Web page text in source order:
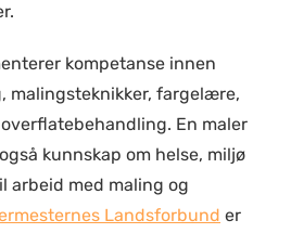
kompetanse innen
malingsteknikker, fargelære,
En maler
kunnskap om helse, miljø
arbeid med maling og
Landsforbund er